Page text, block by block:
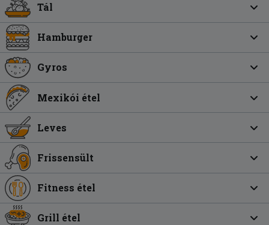
Tál
Hamburger
Gyros
Mexikói étel
Leves
Frissensült
Fitness étel
Grill étel